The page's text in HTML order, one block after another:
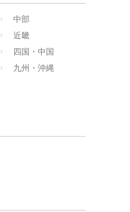
中部
近畿
四国・中国
九州・沖縄